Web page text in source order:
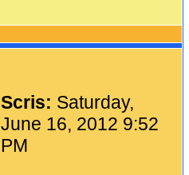
Scris: Saturday,
June 16, 2012 9:52
PM